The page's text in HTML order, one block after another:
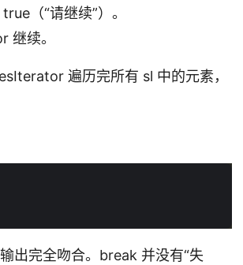
（“请继续”）。
继续。
遍历完所有 sl 中的元素，
出完全吻合。break 并没有“失